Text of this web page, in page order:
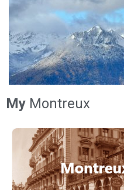
My Montreux